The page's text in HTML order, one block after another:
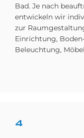
Bad. Je nach
entwickeln wir
zur
Einrichtung,
Beleuchtung,
4